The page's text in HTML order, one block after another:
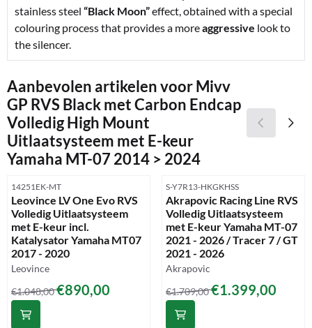
stainless steel “Black Moon”effect, obtained with a special
colouring process that provides a moreaggressive look to
the silencer.
Aanbevolen artikelen voorMivv
GP RVS Black met Carbon Endcap
Volledig High Mount
Uitlaatsysteem met E-keur
Yamaha MT-07 2014 > 2024
Artikelnummer
14251EK-MT
Leovince LV One Evo RVS
Volledig Uitlaatsysteem
met E-keur incl.
Katalysator Yamaha MT07
2017 - 2020
Merk:
Leovince
Van 1 048,00 voor 890,00
€1.048,00€890,00
Artikelnummer
S-Y7R13-HKGKHSS
Akrapovic Racing Line RVS
Volledig Uitlaatsysteem
met E-keur Yamaha MT-07
2021 - 2026 / Tracer 7 / GT
2021 - 2026
Merk:
Akrapovic
Van 1 709,00 voor 1 399,00
€1.709,00€1.399,00